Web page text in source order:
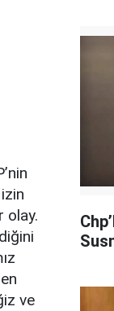
olay.
ve